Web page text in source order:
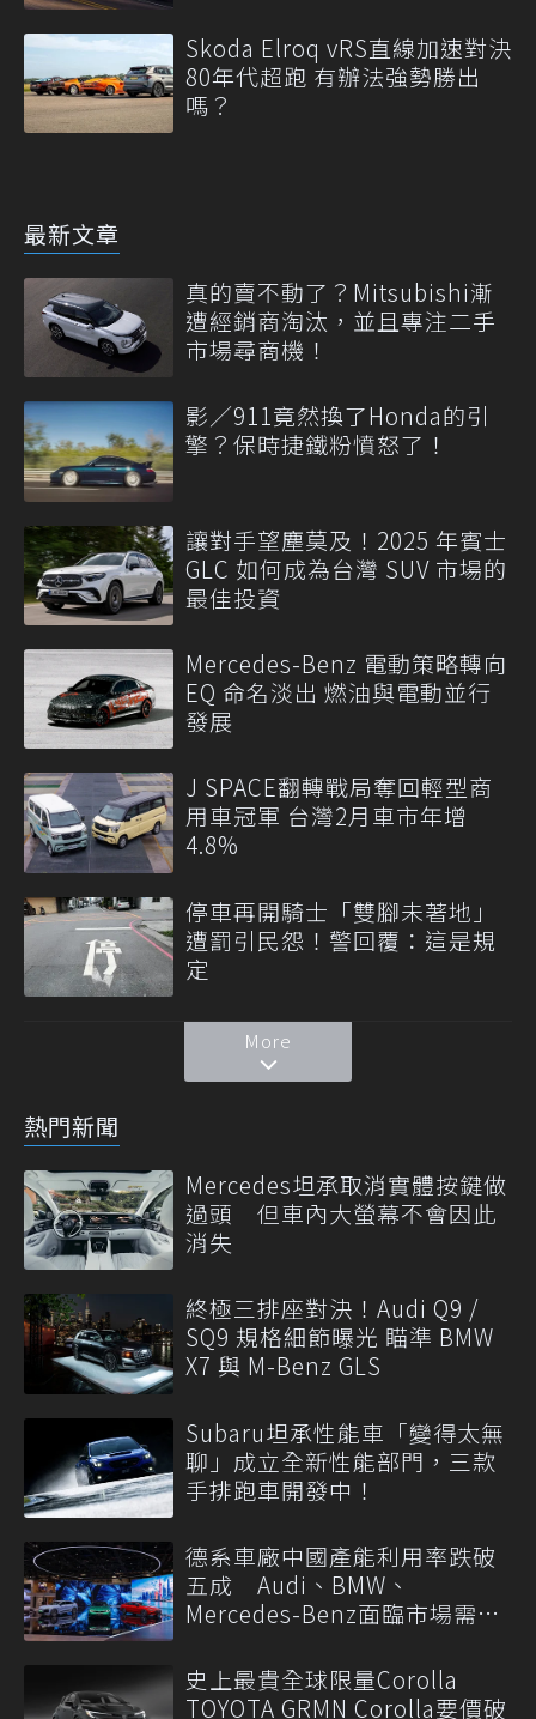
Skoda Elroq vRS直線加速對決
80年代超跑 有辦法強勢勝出
嗎？
最新文章
真的賣不動了？Mitsubishi漸
遭經銷商淘汰，並且專注二手
市場尋商機！
影／911竟然換了Honda的引
擎？保時捷鐵粉憤怒了！
讓對手望塵莫及！2025 年賓士
GLC 如何成為台灣 SUV 市場的
最佳投資
Mercedes-Benz 電動策略轉向
EQ 命名淡出 燃油與電動並行
發展
J SPACE翻轉戰局奪回輕型商
用車冠軍 台灣2月車市年增
4.8%
停車再開騎士「雙腳未著地」
遭罰引民怨！警回覆：這是規
定
More
熱門新聞
Mercedes坦承取消實體按鍵做
過頭 但車內大螢幕不會因此
消失
終極三排座對決！Audi Q9 /
SQ9 規格細節曝光 瞄準 BMW
X7 與 M-Benz GLS
Subaru坦承性能車「變得太無
聊」成立全新性能部門，三款
手排跑車開發中！
德系車廠中國產能利用率跌破
五成 Audi、BMW、
Mercedes-Benz面臨市場需求
史上最貴全球限量Corolla
TOYOTA GRMN Corolla要價破